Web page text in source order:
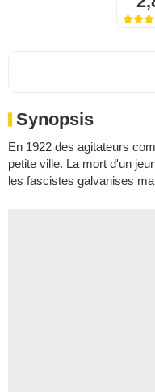
Synopsis
En 1922 des agitateurs
petite ville. La mort d'un
les fascistes galvanises